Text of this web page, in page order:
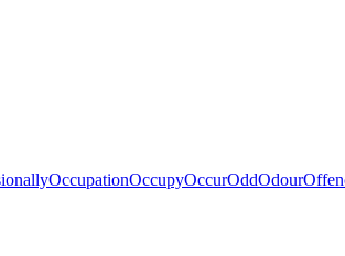
OccupationOccupyOccurOddOdour